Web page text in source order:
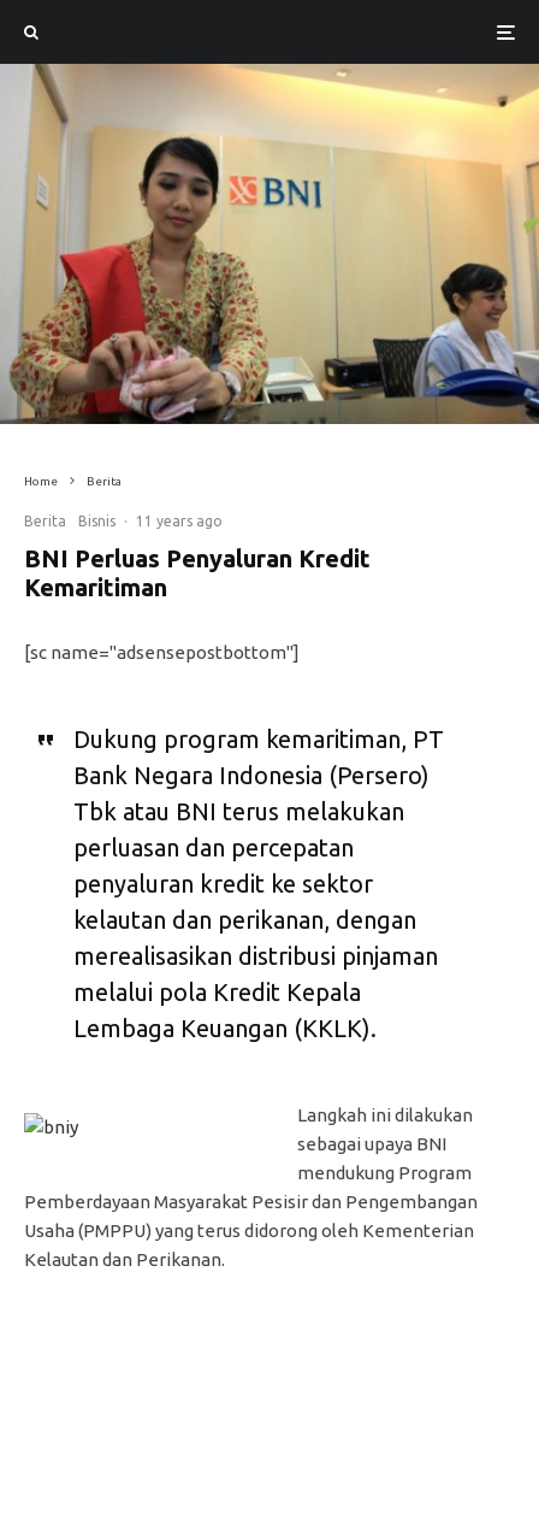
Home Berita
Berita Bisnis · 11 years ago
BNI Perluas Penyaluran Kredit
Kemaritiman
[sc name="adsensepostbottom"]
Dukung program kemaritiman, PT
Bank Negara Indonesia (Persero)
Tbk atau BNI terus melakukan
perluasan dan percepatan
penyaluran kredit ke sektor
kelautan dan perikanan, dengan
merealisasikan distribusi pinjaman
melalui pola Kredit Kepala
Lembaga Keuangan (KKLK).
Langkah ini dilakukan
sebagai upaya BNI
mendukung Program
Pemberdayaan Masyarakat Pesisir dan Pengembangan
Usaha (PMPPU) yang terus didorong oleh Kementerian
Kelautan dan Perikanan.